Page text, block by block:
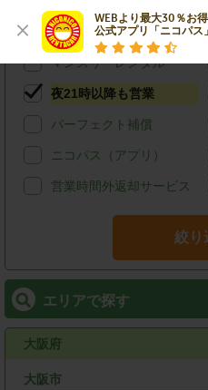
WEBより最大30％お得
公式アプリ「ニコパス」
宅配レンタカー
マンスリーレンタル
夜21時以降も営業
パーフェクト補償
ニコパス（アプリ）
営業時間外返却サービス
絞り
エリアで探す
大阪府
大阪市